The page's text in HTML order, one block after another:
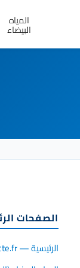
المياه
البيضاء
الصفحات
الرئيسية — Cataracte.fr